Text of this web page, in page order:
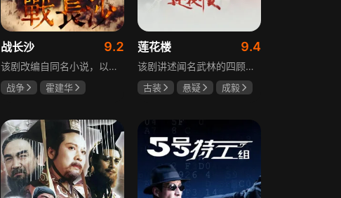
战长沙 9.2
该剧改编自同名小说，以中国近代史上著名的“长沙会战”为背景，借由长沙城一户普通胡姓人家在战争中的命运浮沉，展现战火的无情以及在日军铁蹄侵略下中华儿女奋起抗战的不屈精神。1938年10月日军攻陷武汉，长沙危在旦夕，城中茶园巷的胡家人在孙女婿薛君山的支持下，为最宠爱的龙凤胎湘湘和小满安排退路。薛君山先将湘湘介绍给留洋归来保卫长沙的顾清明，可惜二人一见面便势同水火，薛君山只好另选人家。湘湘订婚当日，蒋介石密令火烧长沙，因指挥失当酿成巨大灾难，繁华古城毁于一旦，很多人包括湘湘的未婚夫一家被活活烧死。焦土上，各地英雄儿女齐聚长沙，和湖南人民一起阻挡敌人铁蹄，胡家人也在劫难中演绎了一幕幕悲欢离合。
战争
霍建华
莲花楼 9.4
该剧讲述闻名武林的四顾门门主李相夷在一次大战后身受重伤，从此退隐江湖成为淡泊名利的“假神医”李莲花。他遇到新交方多病与旧敌笛飞声后，重新卷入江湖。江湖暗流涌动，疑团扑朔迷离，抽丝剥茧方能断出真相，一段荡气回肠的侠义情即将热血展开，展现了侠义、探案与江湖恩怨交织的精彩故事。
古装 悬疑
成毅